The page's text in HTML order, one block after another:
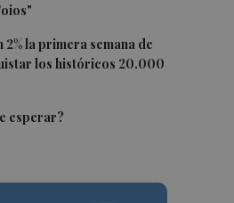
2% la primera semana de
los históricos 20.000
esperar?